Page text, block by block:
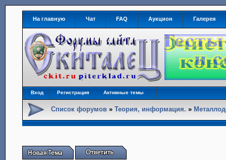
На главную Чат FAQ Аукцион Галерея
Вход Регистрация Активные темы
Список форумов »Теория, информация. »